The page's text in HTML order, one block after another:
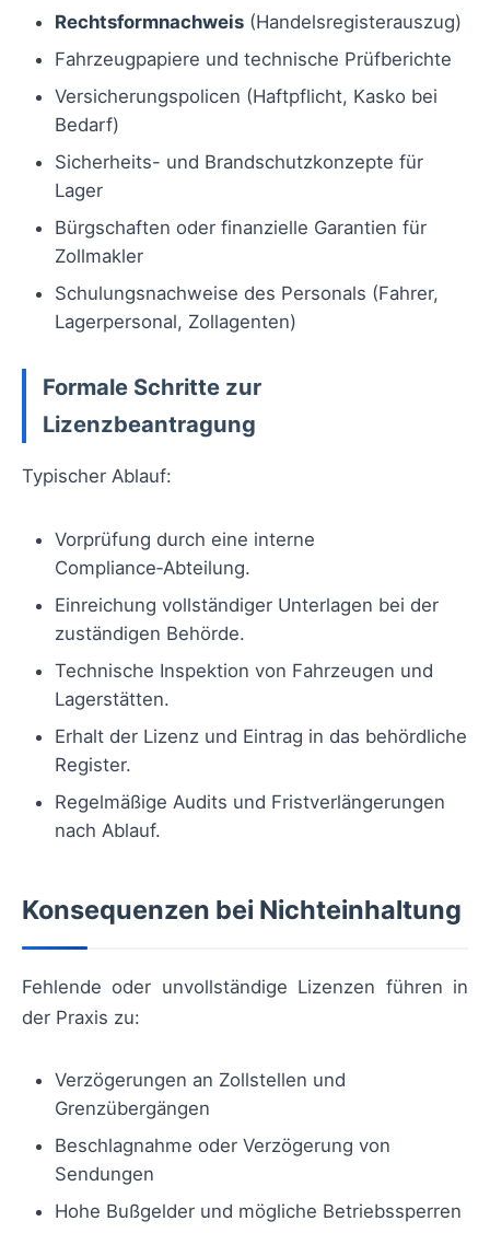
Rechtsformnachweis (Handelsregisterauszug)
Fahrzeugpapiere und technische Prüfberichte
Versicherungspolicen (Haftpflicht, Kasko bei
Bedarf)
Sicherheits- und Brandschutzkonzepte für
Lager
Bürgschaften oder finanzielle Garantien für
Zollmakler
Schulungsnachweise des Personals (Fahrer,
Lagerpersonal, Zollagenten)
Formale Schritte zur
Lizenzbeantragung
Typischer Ablauf:
Vorprüfung durch eine interne
Compliance‑Abteilung.
Einreichung vollständiger Unterlagen bei der
zuständigen Behörde.
Technische Inspektion von Fahrzeugen und
Lagerstätten.
Erhalt der Lizenz und Eintrag in das behördliche
Register.
Regelmäßige Audits und Fristverlängerungen
nach Ablauf.
Konsequenzen bei Nichteinhaltung
Fehlende oder unvollständige Lizenzen führen in
der Praxis zu:
Verzögerungen an Zollstellen und
Grenzübergängen
Beschlagnahme oder Verzögerung von
Sendungen
Hohe Bußgelder und mögliche Betriebssperren